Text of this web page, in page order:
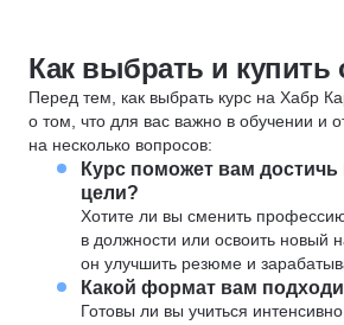
Как выбрать и купить
Перед тем, как выбрать курс на Хабр
о том, что для вас важно в обучении и
на несколько вопросов:
Курс поможет вам достичь
цели?
Хотите ли вы сменить
в должности или освоить новый
он улучшить резюме и
Какой формат вам
Готовы ли вы учиться